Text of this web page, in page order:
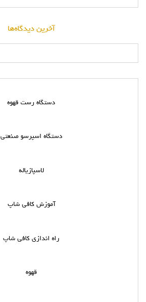
آخرین دیدگاه‌ها
دستگاه رست قهوه
دستگاه اسپرسو صنعتی
لاسپازیاله
آموزش کافی شاپ
راه اندازی کافی شاپ
قهوه